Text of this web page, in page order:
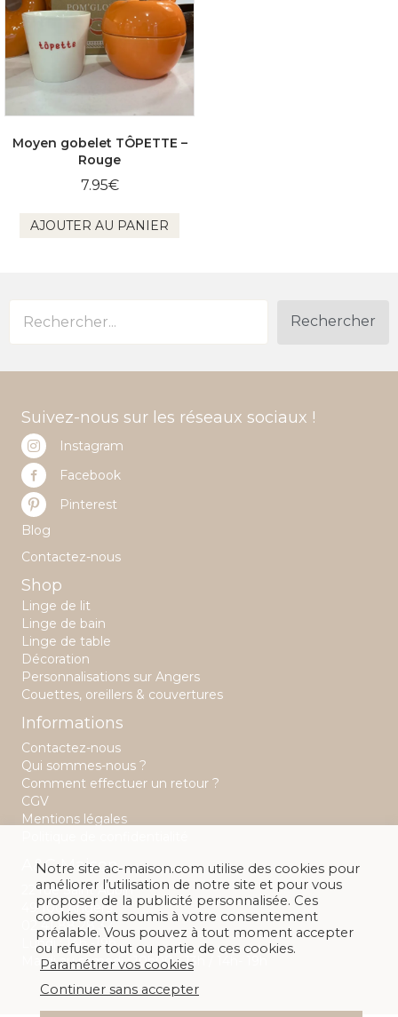
Moyen gobelet TÔPETTE –
Rouge
7.95€
AJOUTER AU PANIER
Rechercher
Suivez-nous sur les réseaux sociaux !
Instagram
Facebook
Pinterest
Blog
Contactez-nous
Shop
Linge de lit
Linge de bain
Linge de table
Décoration
Personnalisations sur Angers
Couettes, oreillers & couvertures
Informations
Contactez-nous
Qui sommes-nous ?
Comment effectuer un retour ?
CGV
Mentions légales
A&C Maison
22 rue Saint Aubin
49 100 Angers
02 41 88 28 32
Lundi : 14h -19h
Mardi au samedi : 10h00 - 13h / 14h- 19h
Notre site ac-maison.com utilise des cookies pour
améliorer l’utilisation de notre site et pour vous
proposer de la publicité personnalisée. Ces
cookies sont soumis à votre consentement
préalable. Vous pouvez à tout moment accepter
ou refuser tout ou partie de ces cookies.
Paramétrer vos cookies
Continuer sans accepter